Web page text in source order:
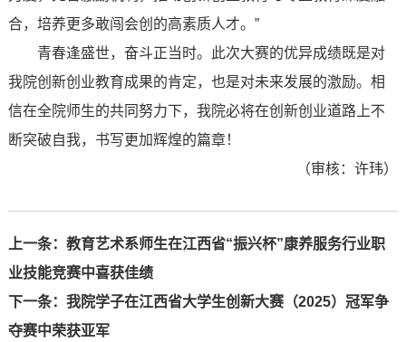
合，培养更多敢闯会创的高素质人才。”
青春逢盛世，奋斗正当时。此次大赛的优异成绩既是对
我院创新创业教育成果的肯定，也是对未来发展的激励。相
信在全院师生的共同努力下，我院必将在创新创业道路上不
断突破自我，书写更加辉煌的篇章！
（审核：许玮）
上一条： 教育艺术系师生在江西省“振兴杯”康养服务行业职
业技能竞赛中喜获佳绩
下一条： 我院学子在江西省大学生创新大赛（2025）冠军争
夺赛中荣获亚军